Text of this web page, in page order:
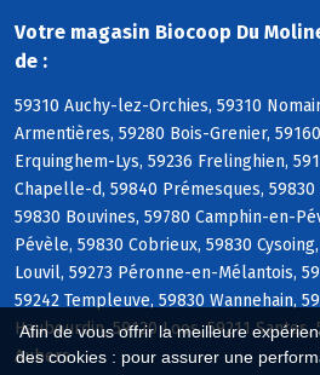
Afin de vous offrir la meilleure
des cookies : pour assurer une
Votre magasin Biocoop Du
de :
59310 Auchy-lez-Orchies, 59310
Armentières, 59280 Bois-Grenier,
Erquinghem-Lys, 59236 Frelinghien,
Chapelle-d, 59840 Prémesques,
59830 Bouvines, 59780 Camphin-en-
Pévèle, 59830 Cobrieux, 59830
Louvil, 59273 Péronne-en-Mélantois,
59242 Templeuve, 59830 Wannehain,
Haubourdin, 59120 Loos, 59211 Santes,
Aubers